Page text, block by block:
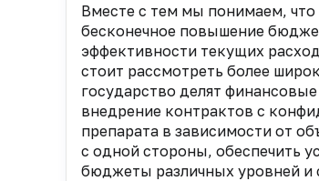
Вместе с тем мы понимаем,
бесконечное повышение
эффективности текущих
стоит рассмотреть более
государство делят
внедрение контрактов с
препарата в зависимости от
с одной стороны, обеспечить
бюджеты различных уровней и